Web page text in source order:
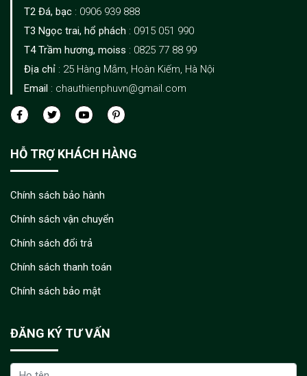
T2 Đá, bạc : 0906 939 888
T3 Ngọc trai, hổ phách : 0915 051 990
T4 Trầm hương, moiss : 0825 77 88 99
Địa chỉ : 25 Hàng Mắm, Hoàn Kiếm, Hà Nội
Email : chauthienphuvn@gmail.com
HỖ TRỢ KHÁCH HÀNG
Chính sách bảo hành
Chính sách vận chuyển
Chính sách đổi trả
Chính sách thanh toán
Chính sách bảo mật
ĐĂNG KÝ TƯ VẤN